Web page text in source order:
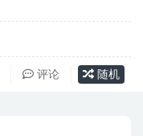
评论 随机